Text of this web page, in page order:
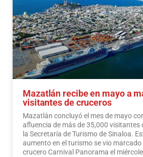
Mazatlán recibe en mayo a
visitantes de cruceros
Mazatlán concluyó el mes de mayo
afluencia de más de 35,000 visitantes
la Secretaría de Turismo de Sinaloa.
aumento en el turismo se vio marcado
crucero Carnival Panorama el